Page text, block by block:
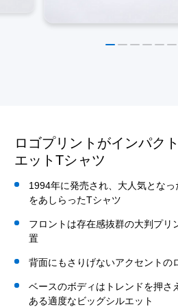
ロゴプリントがインパク
エットTシャツ
1994年に発売され、大人気となっ
をあしらったTシャツ
フロントは存在感抜群の大判プリ
置
背面にもさりげないアクセントの
ベースのボディはトレンドを押さ
ある適度なビッグシルエット